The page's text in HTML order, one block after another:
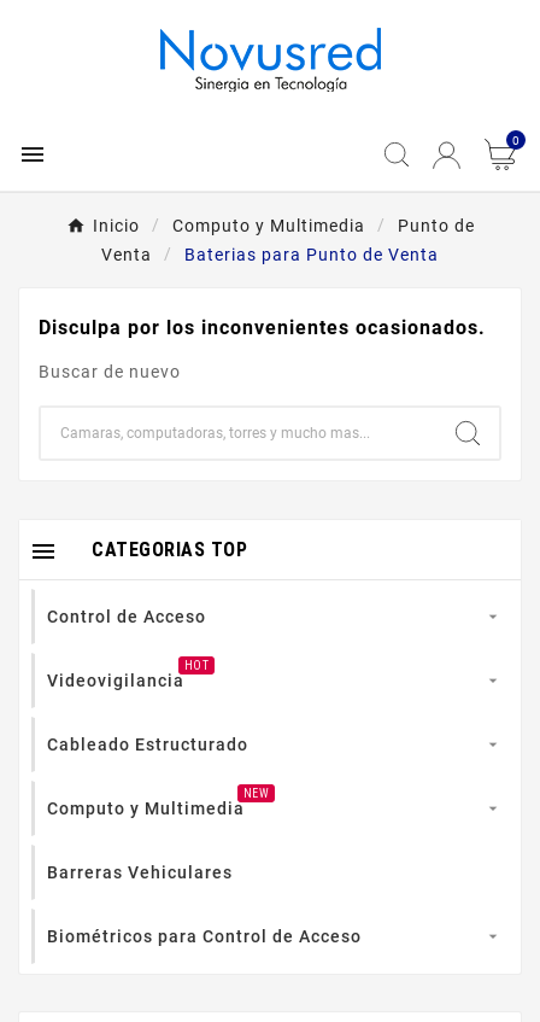
 0
Inicio Computo y Multimedia
Punto de
Venta
Baterias para Punto de Venta
Disculpa por los inconvenientes ocasionados.
Buscar de nuevo
CATEGORIAS TOP

Control de Acceso 
Videovigilancia
HOT

Cableado Estructurado 
Computo y Multimedia
NEW

Barreras Vehiculares
Biométricos para Control de Acceso 